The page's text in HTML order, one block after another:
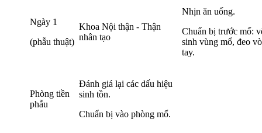
Ngày 1
(phẫu thuật)
Khoa Nội thận - Thận
nhân tạo
Nhịn ăn uống.
Chuẩn bị trước mổ:
sinh vùng mổ, đeo
tay.
Phòng tiền
phẫu
Đánh giá lại các dấu hiệu
sinh tồn.
Chuẩn bị vào phòng mổ.